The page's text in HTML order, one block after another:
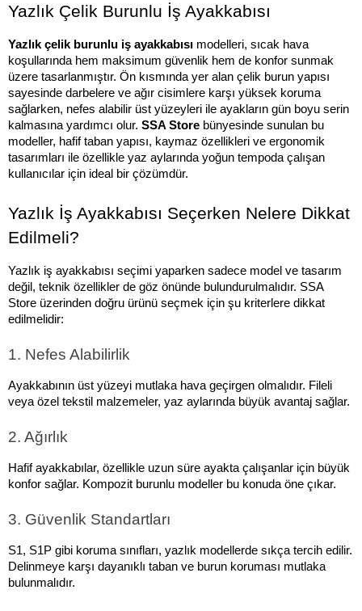
Yazlık Çelik Burunlu İş Ayakkabısı
Yazlık çelik burunlu iş ayakkabısı modelleri, sıcak hava
koşullarında hem maksimum güvenlik hem de konfor sunmak
üzere tasarlanmıştır. Ön kısmında yer alan çelik burun yapısı
sayesinde darbelere ve ağır cisimlere karşı yüksek koruma
sağlarken, nefes alabilir üst yüzeyleri ile ayakların gün boyu serin
kalmasına yardımcı olur. SSA Store bünyesinde sunulan bu
modeller, hafif taban yapısı, kaymaz özellikleri ve ergonomik
tasarımları ile özellikle yaz aylarında yoğun tempoda çalışan
kullanıcılar için ideal bir çözümdür.
Yazlık İş Ayakkabısı Seçerken Nelere Dikkat
Edilmeli?
Yazlık iş ayakkabısı seçimi yaparken sadece model ve tasarım
değil, teknik özellikler de göz önünde bulundurulmalıdır. SSA
Store üzerinden doğru ürünü seçmek için şu kriterlere dikkat
edilmelidir:
1. Nefes Alabilirlik
Ayakkabının üst yüzeyi mutlaka hava geçirgen olmalıdır. Fileli
veya özel tekstil malzemeler, yaz aylarında büyük avantaj sağlar.
2. Ağırlık
Hafif ayakkabılar, özellikle uzun süre ayakta çalışanlar için büyük
konfor sağlar. Kompozit burunlu modeller bu konuda öne çıkar.
3. Güvenlik Standartları
S1, S1P gibi koruma sınıfları, yazlık modellerde sıkça tercih edilir.
Delinmeye karşı dayanıklı taban ve burun koruması mutlaka
bulunmalıdır.